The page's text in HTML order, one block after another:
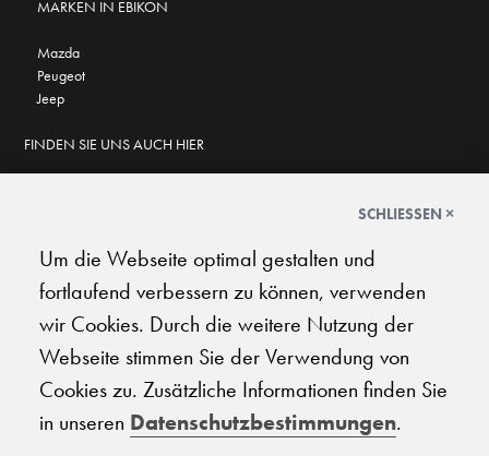
MARKEN IN EBIKON
Mazda
Peugeot
Jeep
FINDEN SIE UNS AUCH HIER
4.6 ★★★★★
★★★★★
© 2026 Carplanet Galliker
SCHLIESSEN ×
Um die Webseite optimal gestalten und
fortlaufend verbessern zu können, verwenden
wir Cookies. Durch die weitere Nutzung der
Webseite stimmen Sie der Verwendung von
Cookies zu. Zusätzliche Informationen finden Sie
in unseren Datenschutzbestimmungen.